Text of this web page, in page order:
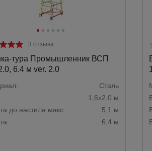
3 отзыва
тура Промышленник ВСП
6.4 м ver. 2.0
Сталь
1,6х2,0 м
до настила макс.:
5,1 м
6,4 м